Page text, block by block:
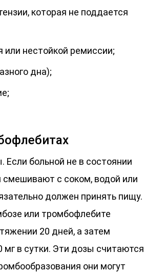
которая не поддается
или нестойкой ремиссии;
дна);
больной не в состоянии
смешивают с соком, водой или
должен принять пищу.
или тромбофлебите
20 дней, а затем
мг в сутки. Эти дозы считаются
они могут